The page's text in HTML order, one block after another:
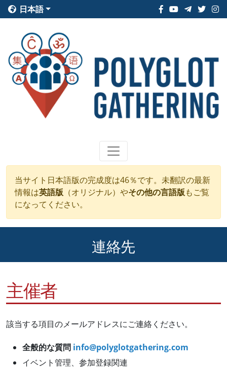
日本語
当サイト日本語版の完成度は46％です。未翻訳の最新
情報は英語版 （オリジナル）やその他の言語版もご覧
になってください。
連絡先
主催者
該当する項目のメールアドレスにご連絡ください。
全般的な質問 info@polyglotgathering.com
イベント管理、参加登録関連